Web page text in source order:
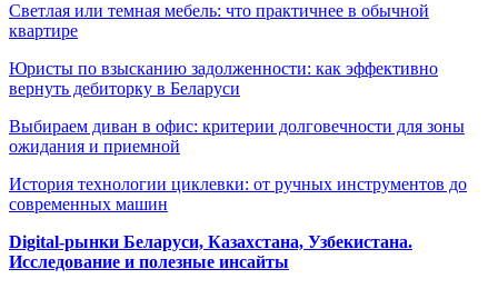
Светлая или темная мебель: что практичнее в обычной
квартире
Юристы по взысканию задолженности: как эффективно
вернуть дебиторку в Беларуси
Выбираем диван в офис: критерии долговечности для зоны
ожидания и приемной
История технологии циклевки: от ручных инструментов до
современных машин
Digital-рынки Беларуси, Казахстана, Узбекистана.
Исследование и полезные инсайты